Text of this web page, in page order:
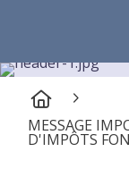
MESSAGE
D'IMPÔTS